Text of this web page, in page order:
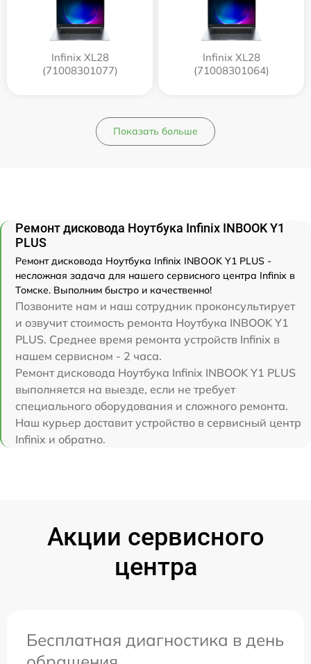
Infinix XL28
(71008301077)
Infinix XL28
(71008301064)
Показать больше
Ремонт дисковода Ноутбука Infinix INBOOK Y1
PLUS
Ремонт дисковода Ноутбука Infinix INBOOK Y1 PLUS -
несложная задача для нашего сервисного центра Infinix в
Томске. Выполним быстро и качественно!
Позвоните нам и наш сотрудник проконсультирует
и озвучит стоимость ремонта Ноутбука INBOOK Y1
PLUS. Среднее время ремонта устройств Infinix в
нашем сервисном - 2 часа.
Ремонт дисковода Ноутбука Infinix INBOOK Y1 PLUS
выполняется на выезде, если не требует
специального оборудования и сложного ремонта.
Наш курьер доставит устройство в сервисный центр
Infinix и обратно.
Акции сервисного
центра
Бесплатная диагностика в день